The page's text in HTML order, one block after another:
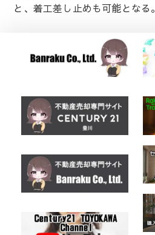
と、着工差し止めも可能となる。